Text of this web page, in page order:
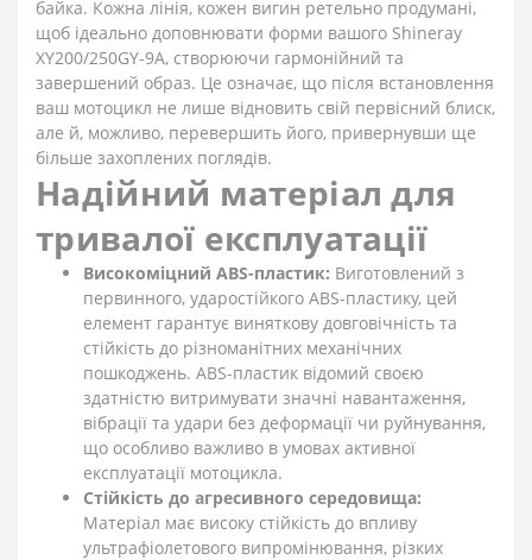
байка. Кожна лінія, кожен вигин ретельно продумані,
щоб ідеально доповнювати форми вашого Shineray
XY200/250GY-9A, створюючи гармонійний та
завершений образ. Це означає, що після встановлення
ваш мотоцикл не лише відновить свій первісний блиск,
але й, можливо, перевершить його, привернувши ще
більше захоплених поглядів.
Надійний матеріал для
тривалої експлуатації
Високоміцний ABS-пластик: Виготовлений з
первинного, ударостійкого ABS-пластику, цей
елемент гарантує виняткову довговічність та
стійкість до різноманітних механічних
пошкоджень. ABS-пластик відомий своєю
здатністю витримувати значні навантаження,
вібрації та удари без деформації чи руйнування,
що особливо важливо в умовах активної
експлуатації мотоцикла.
Стійкість до агресивного середовища:
Матеріал має високу стійкість до впливу
ультрафіолетового випромінювання, різких